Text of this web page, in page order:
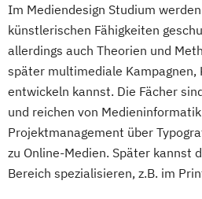
Im Mediendesign Studium
künstlerischen Fähigkeiten
allerdings auch Theorien und
später multimediale Kampagnen,
entwickeln kannst. Die Fächer
und reichen von
Projektmanagement über
zu Online-Medien. Später kannst
Bereich spezialisieren, z.B. im